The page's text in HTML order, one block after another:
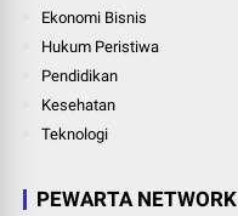
Ekonomi Bisnis
Hukum Peristiwa
Pendidikan
Kesehatan
Teknologi
PEWARTA NETWORK